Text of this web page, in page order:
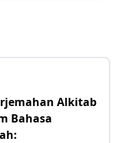
Alkitab
Bahasa